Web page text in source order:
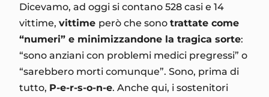
Dicevamo, ad oggi si contano 528 casi e 14
vittime, vittime però che sono trattate come
“numeri” e minimizzandone la tragica sorte:
“sono anziani con problemi medici pregressi” o
“sarebbero morti comunque”. Sono, prima di
tutto, P-e-r-s-o-n-e. Anche qui, i sostenitori